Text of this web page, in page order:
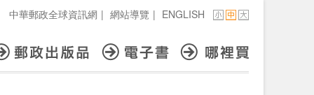
中華郵政全球資訊網 | 網站導覽 | ENGLISH